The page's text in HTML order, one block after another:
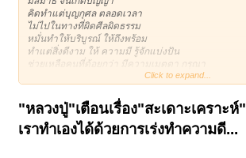
คิดทำแต่บุญกุศล ตลอดเวลา
ไม่ไปในทางที่ผิดศีลผิดธรรม
หมั่นทำให้บริบูรณ์ ให้ถึงพร้อม
ทำแต่สิ่งดีงาม ให้ ความมี รู้จักแบ่งปัน
ช่วยเหลือคนที่ด้อยกว่า มีความเมตตา กรุณา
ทำได้อย่างนี้ ละทิ้งเสีย บาปอกุศล กรรมเล็ก
ทำได้อย่างนี้ ก็ถือว่า เป็นวิธี สะเดาะกรรม
คือ ห่างจากกรรม ไม่ทำกรรมบาปกรรมชั่วอีก
ทำได้ไม๊
Click to expand...
"หลวงปู่"เตือนเรื่อง"สะเดาะเคราะห์"
เราทำเองได้ด้วยการเร่งทำความดี...